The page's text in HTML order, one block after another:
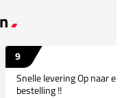
9
Snelle levering Op naar
bestelling !!